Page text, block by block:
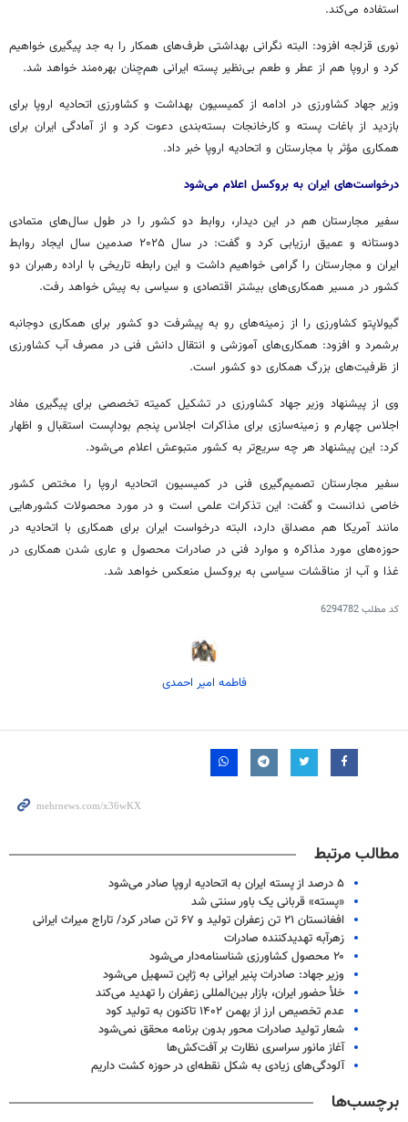
استفاده می‌کند.
نوری قزلجه افزود: البته نگرانی بهداشتی طرف‌های همکار را به جد پیگیری خواهیم
کرد و اروپا هم از عطر و طعم بی‌نظیر پسته ایرانی هم‌چنان بهره‌مند خواهد شد.
وزیر جهاد کشاورزی در ادامه از کمیسیون بهداشت و کشاورزی اتحادیه اروپا برای
بازدید از باغات پسته و کارخانجات بسته‌بندی دعوت کرد و از آمادگی ایران برای
همکاری مؤثر با مجارستان و اتحادیه اروپا خبر داد.
درخواست‌های ایران به بروکسل اعلام می‌شود
سفیر مجارستان هم در این دیدار، روابط دو کشور را در طول سال‌های متمادی
دوستانه و عمیق ارزیابی کرد و گفت: در سال ۲۰۲۵ صدمین سال ایجاد روابط
ایران و مجارستان را گرامی خواهیم داشت و این رابطه تاریخی با اراده رهبران دو
کشور در مسیر همکاری‌های بیشتر اقتصادی و سیاسی به پیش خواهد رفت.
گیولاپتو کشاورزی را از زمینه‌های رو به پیشرفت دو کشور برای همکاری دوجانبه
برشمرد و افزود: همکاری‌های آموزشی و انتقال دانش فنی در مصرف آب کشاورزی
از ظرفیت‌های بزرگ همکاری دو کشور است.
وی از پیشنهاد وزیر جهاد کشاورزی در تشکیل کمیته تخصصی برای پیگیری مفاد
اجلاس چهارم و زمینه‌سازی برای مذاکرات اجلاس پنجم بوداپست استقبال و اظهار
کرد: این پیشنهاد هر چه سریع‌تر به کشور متبوعش اعلام می‌شود.
سفیر مجارستان تصمیم‌گیری فنی در کمیسیون اتحادیه اروپا را مختص کشور
خاصی ندانست و گفت: این تذکرات علمی است و در مورد محصولات کشورهایی
مانند آمریکا هم مصداق دارد، البته درخواست ایران برای همکاری با اتحادیه در
حوزه‌های مورد مذاکره و موارد فنی در صادرات محصول و عاری شدن همکاری در
غذا و آب از مناقشات سیاسی به بروکسل منعکس خواهد شد.
کد مطلب6294782
فاطمه امیر احمدی
مطالب مرتبط
۵ درصد از پسته ایران به اتحادیه اروپا صادر می‌شود
«پسته» قربانی یک باور سنتی شد
افغانستان ۲۱ تن زعفران تولید و ۶۷ تن صادر کرد/ تاراج میراث ایرانی
زهرآبه تهدیدکننده صادرات
۲۰ محصول کشاورزی شناسنامه‌دار می‌شود
وزیر جهاد: صادرات پنیر ایرانی به ژاپن تسهیل می‌شود
خلأ حضور ایران، بازار بین‌المللی زعفران را تهدید می‌کند
عدم تخصیص ارز از بهمن ۱۴۰۲ تاکنون به تولید کود
شعار تولید صادرات محور بدون برنامه محقق نمی‌شود
آغاز مانور سراسری نظارت بر آفت‌کش‌ها
آلودگی‌های زیادی به شکل نقطه‌ای در حوزه کشت داریم
برچسب‌ها